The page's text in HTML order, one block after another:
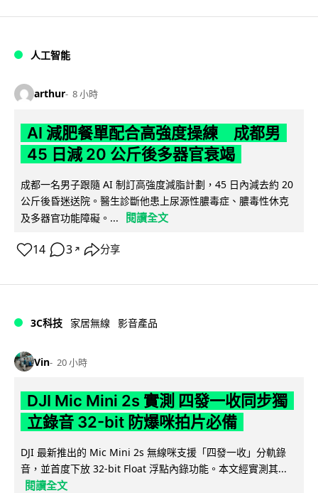
人工智能
arthur 8 小時
AI 減肥餐單配合高強度操練 成都男
45 日減 20 公斤後多器官衰竭
成都一名男子跟隨 AI 制訂高強度減脂計劃，45 日內減去約 20
公斤後昏迷送院。醫生診斷他患上尿源性膿毒症、膿毒性休克
及多器官功能障礙。...
閱讀全文
14 3 ↗ 分享
3C科技 家居無線 影音產品
Vin 20 小時
DJI Mic Mini 2s 實測 四發一收同步獨
立錄音 32-bit 防爆咪拍片必備
DJI 最新推出的 Mic Mini 2s 無線咪支援「四發一收」分軌錄
音，並首度下放 32-bit Float 浮點內錄功能。本文經實測其...
閱讀全文